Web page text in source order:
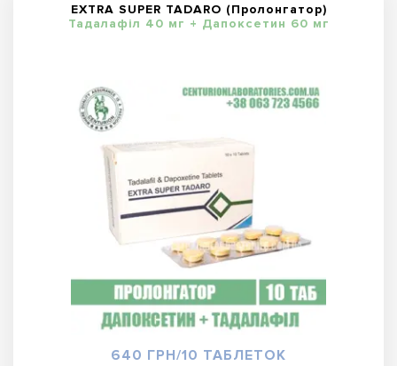
EXTRA SUPER TADARO (Пролонгатор)
Тадалафіл 40 мг + Дапоксетин 60 мг
640 ГРН/10 ТАБЛЕТОК